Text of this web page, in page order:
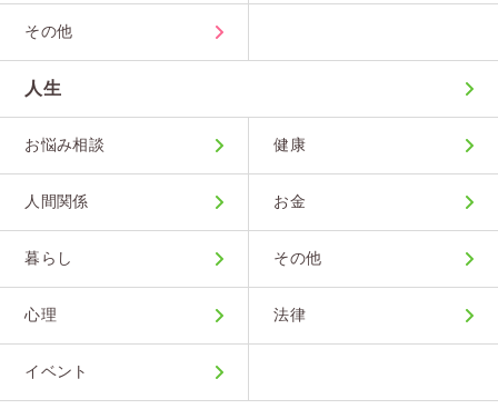
その他
人生
お悩み相談 健康
人間関係 お金
暮らし その他
心理 法律
イベント